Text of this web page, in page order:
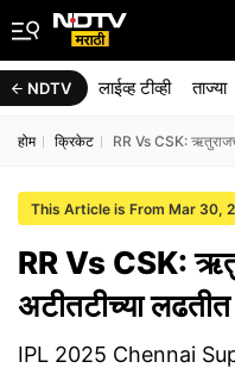
NDTV लाईव्ह टीव्ही ताज्या
होम क्रिकेट RR Vs CSK:
This Article is From Mar 30,
RR Vs CSK:
अटीतटीच्या
IPL 2025 Chennai